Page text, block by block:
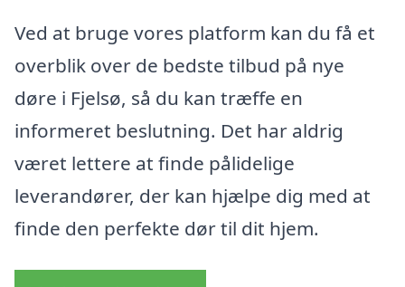
Ved at bruge vores platform kan du få et
overblik over de bedste tilbud på nye
døre i Fjelsø, så du kan træffe en
informeret beslutning. Det har aldrig
været lettere at finde pålidelige
leverandører, der kan hjælpe dig med at
finde den perfekte dør til dit hjem.